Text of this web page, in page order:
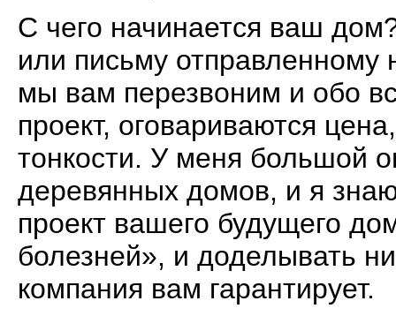
С чего начинается ваш
или письму
мы вам перезвоним и обо
проект, оговариваются
тонкости. У меня большой
деревянных домов, и я
проект вашего будущего
болезней», и доделывать
компания вам гарантирует.